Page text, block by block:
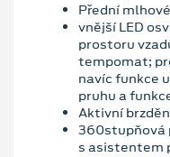
Přední
vnější LED
prostoru
tempomat;
navíc funkce
pruhu a
Aktivní
360stupňová
s asistentem